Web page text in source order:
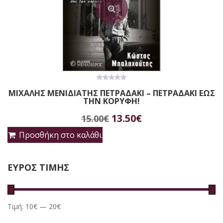
out
of
ΜΙΧΑΛΗΣ ΜΕΝΙΔΙΑΤΗΣ ΠΕΤΡΑΔΑΚΙ – ΠΕΤΡΑΔΑΚΙ ΕΩΣ
ΤΗΝ ΚΟΡΥΦΗ!
15.00€ Original
13.50€Η
13.50€.
Προσθήκη στο καλάθι
ΕΥΡΟΣ ΤΙΜΗΣ
Τιμή: 10€ — 20€